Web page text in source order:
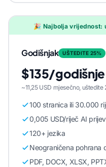
🎉 Najbolja vrijednost:
Godišnjak UŠTEDITE 25%
$135/godišnje
~11,25 USD mjesečno,
100 stranica ili 30.000
0,005 USD/riječ AI
120+ jezika
Neograničena pohrana
PDF, DOCX, XLSX,